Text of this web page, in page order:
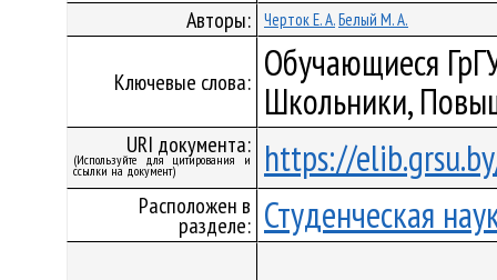
Авторы: Черток Е. А.Белый М. А.
Ключевые слова: Обучающиеся
Школьники,
URI документа:
(Используйте для цитирования и
ссылки на документ) https://
Расположен в
разделе: Студенческая